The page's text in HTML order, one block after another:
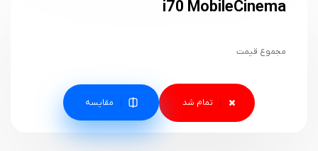
i70 MobileCinema
مجموع قیمت
مقایسه